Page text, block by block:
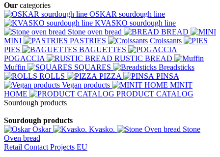
Our categories
OSKAR sourdough line
KVASKO sourdough line
Stone oven bread
BREAD
MINI
PASTRIES
Croissants
PIES
BAGUETTES
POGACCIA
RUSTIC BREAD
Muffin
SQUARES
Breadsticks
ROLLS
PIZZA
PINSA
Vegan products
MINIT
HOME
PRODUCT CATALOG
Sourdough products
Sourdough products
Oskar
Kvasko.
Stone
Oven bread
Retail Contact Projects EU